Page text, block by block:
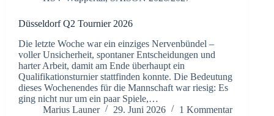
Düsseldorf Q2 Tournier 2026
Die letzte Woche war ein einziges Nervenbündel –
voller Unsicherheit, spontaner Entscheidungen und
harter Arbeit, damit am Ende überhaupt ein
Qualifikationsturnier stattfinden konnte. Die Bedeutung
dieses Wochenendes für die Mannschaft war riesig: Es
ging nicht nur um ein paar Spiele,…
Marius Launer
29. Juni 2026 1 Kommentar